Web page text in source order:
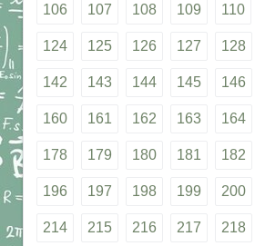
106 107 108 109 110
124 125 126 127 128
142 143 144 145 146
160 161 162 163 164
178 179 180 181 182
196 197 198 199 200
214 215 216 217 218